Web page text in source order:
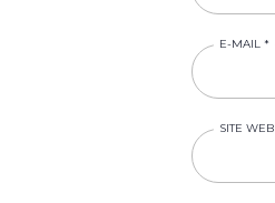
E-MAIL *
SITE WEB